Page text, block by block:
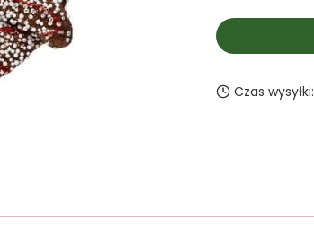
Czas wysyłki: